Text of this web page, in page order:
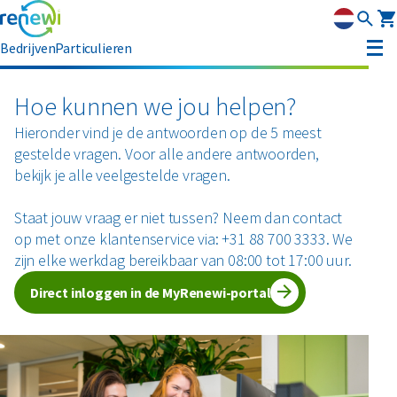
BedrijvenParticulieren
Afvalbeheer
Afvalbeheer
Afvalinzameling
Rolcontainers
Afzetcontainers
Ondergrondse containers
Perscontainers
Swill tank
Inzamelmiddelen gevaarlijk afval
Interne inzamelmiddelen
Branches
Bouw
Soorten afval
Asbest
Banden
Folie
Circulaire materialen
Glas
Metalen
Advies
Klantenservice
MyRenewi
Hoe kunnen we jou helpen?
Hieronder vind je de antwoorden op de 5 meest
gestelde vragen. Voor alle andere antwoorden,
bekijk je alle veelgestelde vragen.
Staat jouw vraag er niet tussen? Neem dan contact
op met onze klantenservice via: +31 88 700 3333. We
zijn elke werkdag bereikbaar van 08:00 tot 17:00 uur.
Direct inloggen in de MyRenewi-portal